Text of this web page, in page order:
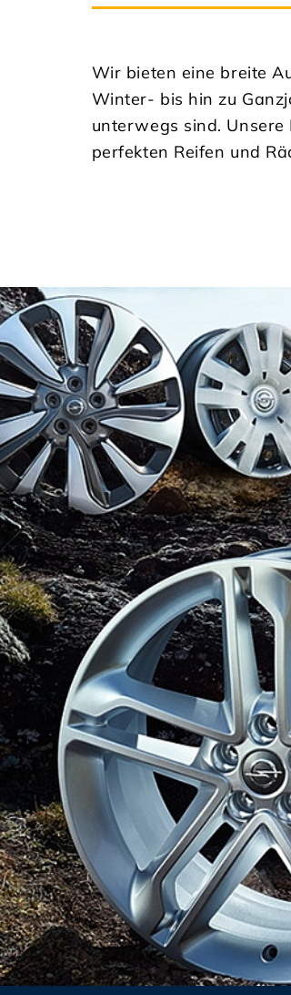
Wir bieten eine breite
Winter- bis hin zu
unterwegs sind.
perfekten Reifen und